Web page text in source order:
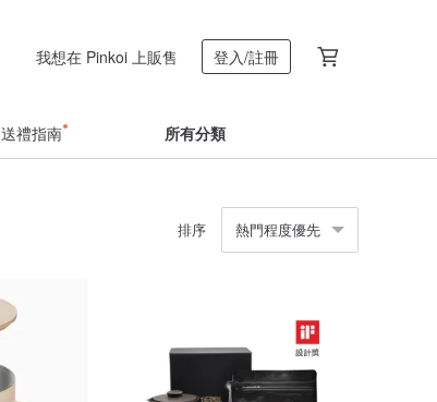
我想在 Pinkoi 上販售 登入/註冊
送禮指南 所有分類
排序 熱門程度優先